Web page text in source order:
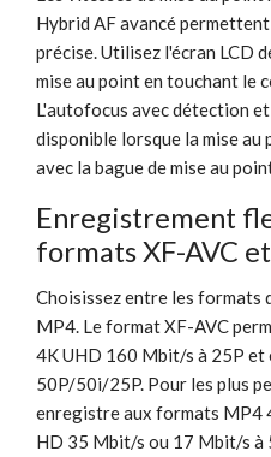
Hybrid AF avancé
précise. Utilisez l'écran LCD
mise au point en touchant le
L'autofocus avec détection
disponible lorsque la mise
avec la bague de mise au
Enregistrement
formats XF-AVC
Choisissez entre les formats
MP4. Le format XF-AVC
4K UHD 160 Mbit/s à 25P et
50P/50i/25P. Pour les plus
enregistre aux formats MP4
HD 35 Mbit/s ou 17 Mbit/s à